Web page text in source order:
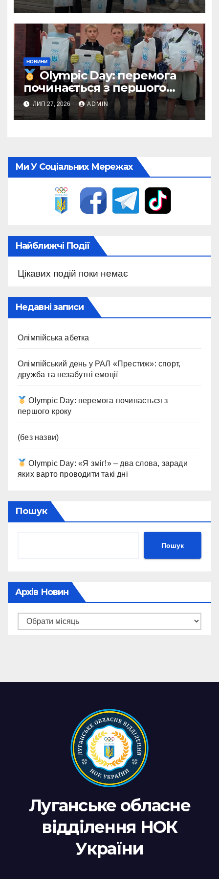
НОВИНИ
Olympic Day: перемога
починається з першого
кроку
ЛИП 27, 2026 ADMIN
Ми У Соціальних Мережах
Найближчі Події
Цікавих подій поки немає
Недавні записи
Олімпійська абетка
Олімпійський день у РАЛ «Престиж»: спорт,
дружба та незабутні емоції
Olympic Day: перемога починається з
першого кроку
(без назви)
Olympic Day: «Я зміг!» – два слова, заради
яких варто проводити такі дні
Пошук
Пошук
Архів Новин
Архів
Луганське обласне
відділення НОК
України